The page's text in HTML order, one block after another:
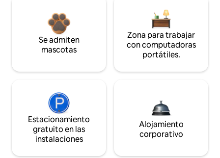
Se admiten
mascotas
Zona para trabajar
con computadoras
portátiles.
Estacionamiento
gratuito en las
instalaciones
Alojamiento
corporativo